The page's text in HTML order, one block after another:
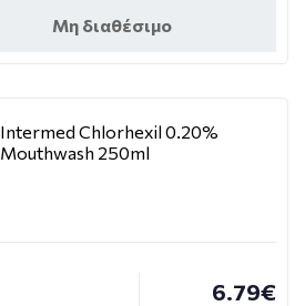
Μη διαθέσιμο
Intermed Chlorhexil 0.20%
Mouthwash 250ml
6.79€